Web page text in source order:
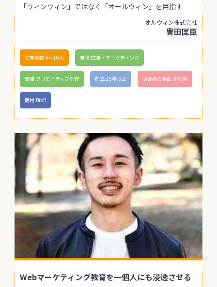
「ウィンウィン」ではなく「オールウィン」を目指す
オルウィン株式会社
豊田匡臣
従業員数:6～10人 業種:広告・マーケティング
業種:クリエイティブ制作 創立:15年以上 決裁者の年齢:その他
商材:BtoB
Webマーケティング教育を一個人にも浸透させる